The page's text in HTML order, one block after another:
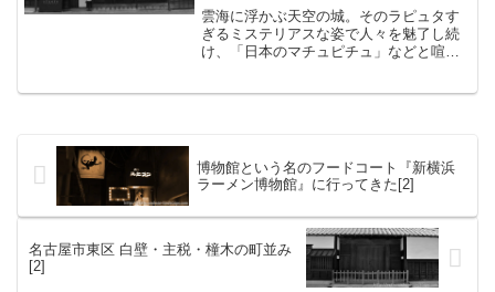
雲海に浮かぶ天空の城。そのラピュタす
ぎるミステリアスな姿で人々を魅了し続
け、「日本のマチュピチュ」などと喧伝
博物館という名のフードコート『新横浜
ラーメン博物館』に行ってきた[2]
名古屋市東区 白壁・主税・橦木の町並み
[2]